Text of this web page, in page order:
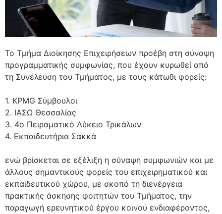
Το Τμήμα Διοίκησης Επιχειρήσεων προέβη στη σύναψη
προγραμματικής συμφωνίας, που έχουν κυρωθεί από
τη Συνέλευση του Τμήματος, με τους κάτωθι φορείς:
1. KPMG Σύμβουλοι
2. ΙΑΣΩ Θεσσαλίας
3. 4ο Πειραματικό Λύκειο Τρικάλων
4. Εκπαιδευτήρια Σακκά
ενώ βρίσκεται σε εξέλιξη η σύναψη συμφωνιών και με
άλλους σημαντικούς φορείς του επιχειρηματικού και
εκπαιδευτικού χώρου, με σκοπό τη διενέργεια
πρακτικής άσκησης φοιτητών του Τμήματος, την
παραγωγή ερευνητικού έργου κοινού ενδιαφέροντος,